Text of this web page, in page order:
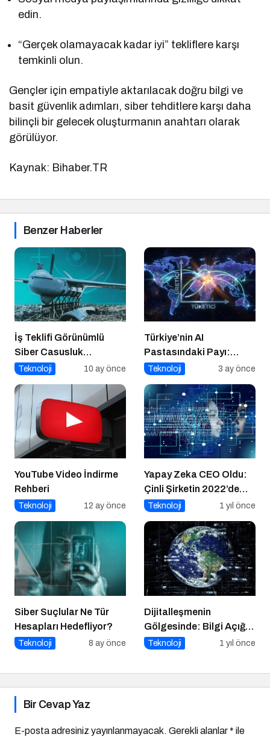
edin.
“Gerçek olamayacak kadar iyi” tekliflere karşı
temkinli olun.
Gençler için empatiyle aktarılacak doğru bilgi ve
basit güvenlik adımları, siber tehditlere karşı daha
bilinçli bir gelecek oluşturmanın anahtarı olarak
görülüyor.
Kaynak: Bihaber.TR
Benzer Haberler
İş Teklifi Görünümlü
Siber Casusluk
Operasyonu
Teknoloji 10 ay önce
Türkiye’nin AI
Pastasındaki Payı:
Üretici mi, Tüketici mi?
Teknoloji 3 ay önce
YouTube Video İndirme
Rehberi
Teknoloji 12 ay önce
Yapay Zeka CEO Oldu:
Çinli Şirketin 2022’de
Attığı Adım Yeniden
Teknoloji 1 yıl önce
Siber Suçlular Ne Tür
Hesapları Hedefliyor?
Teknoloji 8 ay önce
Dijitalleşmenin
Gölgesinde: Bilgi Açığı
Büyüyor mu?
Teknoloji 1 yıl önce
Bir Cevap Yaz
E-posta adresiniz yayınlanmayacak. Gerekli alanlar* ile